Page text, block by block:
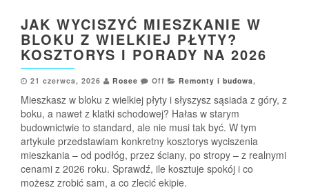
JAK WYCISZYĆ MIESZKANIE W
BLOKU Z WIELKIEJ PŁYTY?
KOSZTORYS I PORADY NA 2026
21 czerwca, 2026 Rosee Off Remonty i budowa,
Mieszkasz w bloku z wielkiej płyty i słyszysz sąsiada z góry, z
boku, a nawet z klatki schodowej? Hałas w starym
budownictwie to standard, ale nie musi tak być. W tym
artykule przedstawiam konkretny kosztorys wyciszenia
mieszkania – od podłóg, przez ściany, po stropy – z realnymi
cenami z 2026 roku. Sprawdź, ile kosztuje spokój i co
możesz zrobić sam, a co zlecić ekipie.